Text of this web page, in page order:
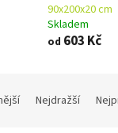
90x200x20 cm
Skladem
od 603 Kč
Nejdražší